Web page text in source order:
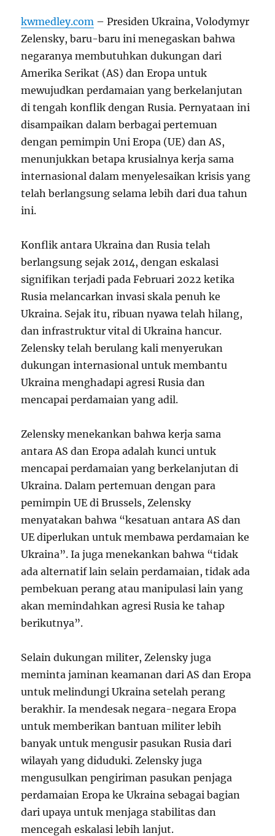
kwmedley.com – Presiden Ukraina, Volodymyr
Zelensky, baru-baru ini menegaskan bahwa
negaranya membutuhkan dukungan dari
Amerika Serikat (AS) dan Eropa untuk
mewujudkan perdamaian yang berkelanjutan
di tengah konflik dengan Rusia. Pernyataan ini
disampaikan dalam berbagai pertemuan
dengan pemimpin Uni Eropa (UE) dan AS,
menunjukkan betapa krusialnya kerja sama
internasional dalam menyelesaikan krisis yang
telah berlangsung selama lebih dari dua tahun
ini.
Konflik antara Ukraina dan Rusia telah
berlangsung sejak 2014, dengan eskalasi
signifikan terjadi pada Februari 2022 ketika
Rusia melancarkan invasi skala penuh ke
Ukraina. Sejak itu, ribuan nyawa telah hilang,
dan infrastruktur vital di Ukraina hancur.
Zelensky telah berulang kali menyerukan
dukungan internasional untuk membantu
Ukraina menghadapi agresi Rusia dan
mencapai perdamaian yang adil.
Zelensky menekankan bahwa kerja sama
antara AS dan Eropa adalah kunci untuk
mencapai perdamaian yang berkelanjutan di
Ukraina. Dalam pertemuan dengan para
pemimpin UE di Brussels, Zelensky
menyatakan bahwa “kesatuan antara AS dan
UE diperlukan untuk membawa perdamaian ke
Ukraina”. Ia juga menekankan bahwa “tidak
ada alternatif lain selain perdamaian, tidak ada
pembekuan perang atau manipulasi lain yang
akan memindahkan agresi Rusia ke tahap
berikutnya”.
Selain dukungan militer, Zelensky juga
meminta jaminan keamanan dari AS dan Eropa
untuk melindungi Ukraina setelah perang
berakhir. Ia mendesak negara-negara Eropa
untuk memberikan bantuan militer lebih
banyak untuk mengusir pasukan Rusia dari
wilayah yang diduduki. Zelensky juga
mengusulkan pengiriman pasukan penjaga
perdamaian Eropa ke Ukraina sebagai bagian
dari upaya untuk menjaga stabilitas dan
mencegah eskalasi lebih lanjut.